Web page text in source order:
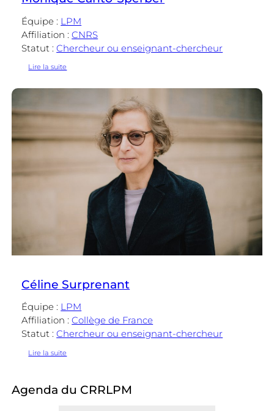
Équipe : LPM
Affiliation :CNRS
Statut :Chercheur ou enseignant-chercheur
Lire la suite
Céline Surprenant
Équipe : LPM
Affiliation :Collège de France
Statut :Chercheur ou enseignant-chercheur
Lire la suite
Agenda du CRRLPM